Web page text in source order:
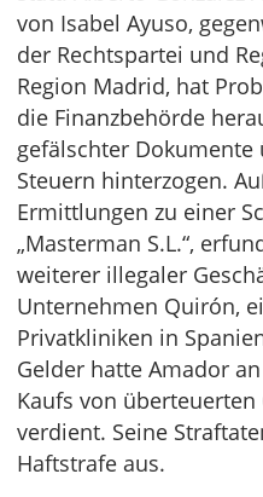
von Isabel Ayuso,
der Rechtspartei und
Region Madrid, hat
die Finanzbehörde
gefälschter Dokumente
Steuern hinterzogen.
Ermittlungen zu einer
„Masterman S.L.“,
weiterer illegaler
Unternehmen Quirón,
Privatkliniken in
Gelder hatte Amador
Kaufs von überteuerten
verdient. Seine
Haftstrafe aus.